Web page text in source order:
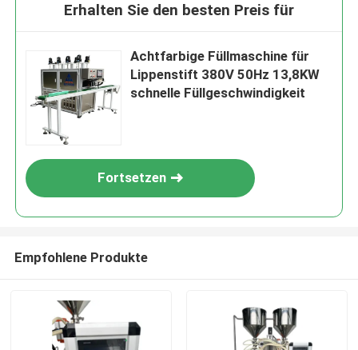
Erhalten Sie den besten Preis für
Achtfarbige Füllmaschine für
Lippenstift 380V 50Hz 13,8KW
schnelle Füllgeschwindigkeit
Fortsetzen
Empfohlene Produkte